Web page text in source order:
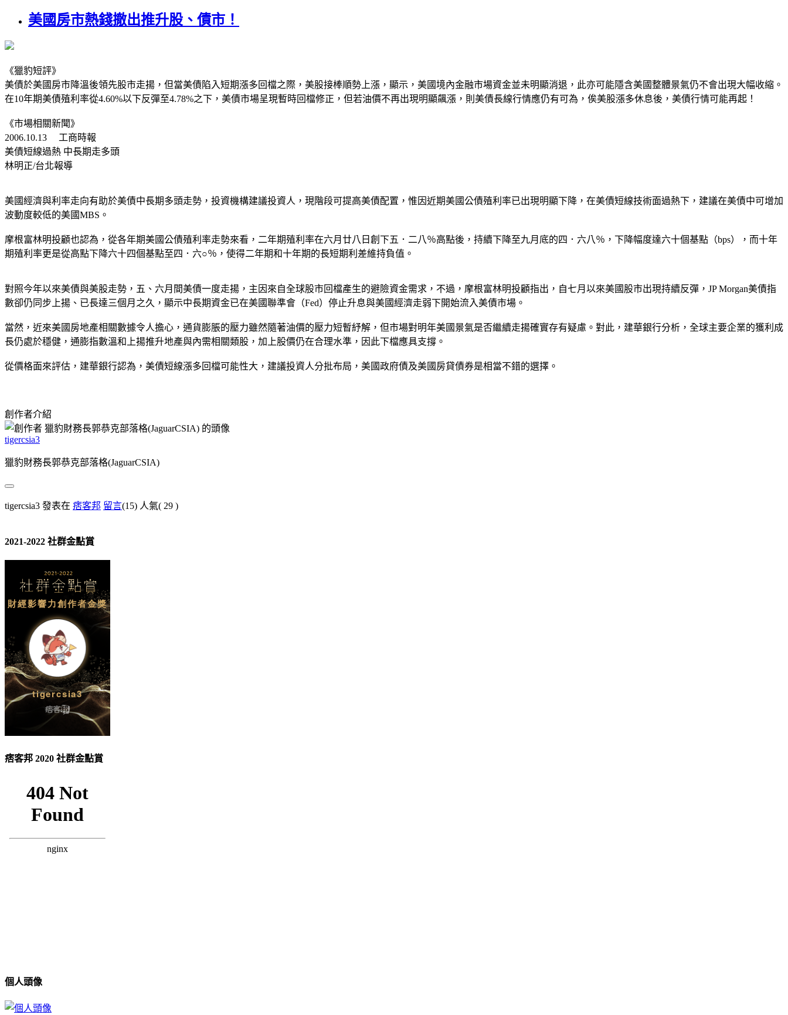
美國房市熱錢撤出推升股、債市！
《獵豹短評》
美債於美國房市降溫後領先股市走揚，但當美債陷入短期漲多回檔之際，美股接棒順勢上漲，顯示，美國境內金融市場資金並未明顯消退，此亦可能隱含美國整體景氣仍不會出現大幅收縮。
在10年期美債殖利率從4.60%以下反彈至4.78%之下，美債市場呈現暫時回檔修正，但若油價不再出現明顯飆漲，則美債長線行情應仍有可為，俟美股漲多休息後，美債行情可能再起！
《市場相關新聞》
2006.10.13 工商時報
美債短線過熱 中長期走多頭
林明正/台北報導
美國經濟與利率走向有助於美債中長期多頭走勢，投資機構建議投資人，現階段可提高美債配置，惟因近期美國公債殖利率已出現明顯下降，在美債短線技術面過熱下，建議在美債中可增加
波動度較低的美國MBS。
摩根富林明投顧也認為，從各年期美國公債殖利率走勢來看，二年期殖利率在六月廿八日創下五．二八％高點後，持續下降至九月底的四．六八％，下降幅度達六十個基點（bps），而十年
期殖利率更是從高點下降六十四個基點至四．六○％，使得二年期和十年期的長短期利差維持負值。
對照今年以來美債與美股走勢，五、六月間美債一度走揚，主因來自全球股市回檔產生的避險資金需求，不過，摩根富林明投顧指出，自七月以來美國股市出現持續反彈，JP Morgan美債指
數卻仍同步上揚、已長達三個月之久，顯示中長期資金已在美國聯準會（Fed）停止升息與美國經濟走弱下開始流入美債市場。
當然，近來美國房地產相關數據令人擔心，通貨膨脹的壓力雖然隨著油價的壓力短暫紓解，但市場對明年美國景氣是否繼續走揚確實存有疑慮。對此，建華銀行分析，全球主要企業的獲利成
長仍處於穩健，通膨指數溫和上揚推升地產與內需相關類股，加上股價仍在合理水準，因此下檔應具支撐。
從價格面來評估，建華銀行認為，美債短線漲多回檔可能性大，建議投資人分批布局，美國政府債及美國房貸債券是相當不錯的選擇。
創作者介紹
tigercsia3
獵豹財務長郭恭克部落格(JaguarCSIA)
tigercsia3 發表在 痞客邦 留言(15) 人氣( 29 )
2021-2022 社群金點賞
痞客邦 2020 社群金點賞
個人頭像